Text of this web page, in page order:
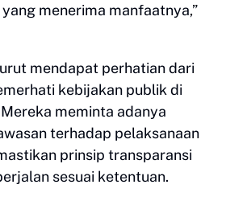
menerima manfaatnya,”
mendapat perhatian dari
kebijakan publik di
meminta adanya
terhadap pelaksanaan
prinsip transparansi
sesuai ketentuan.